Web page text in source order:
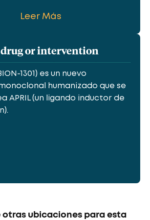
Leer Más
or intervention
1301) es un nuevo
humanizado que se
APRIL (un ligando inductor de
otras ubicaciones para esta